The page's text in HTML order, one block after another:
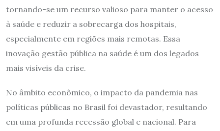
tornando-se um recurso valioso para manter o acesso
à saúde e reduzir a sobrecarga dos hospitais,
especialmente em regiões mais remotas. Essa
inovação gestão pública na saúde é um dos legados
mais visíveis da crise.
No âmbito econômico, o impacto da pandemia nas
políticas públicas no Brasil foi devastador, resultando
em uma profunda recessão global e nacional. Para